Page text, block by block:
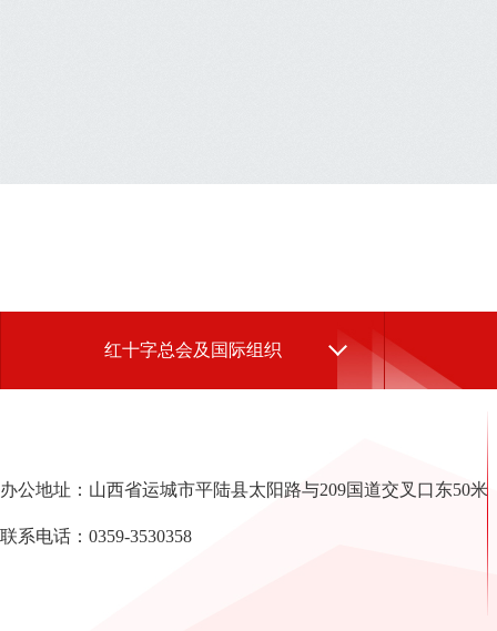
红十字总会及国际组织
办公地址：山西省运城市平陆县太阳路与209国道交叉口东50米
联系电话：0359-3530358